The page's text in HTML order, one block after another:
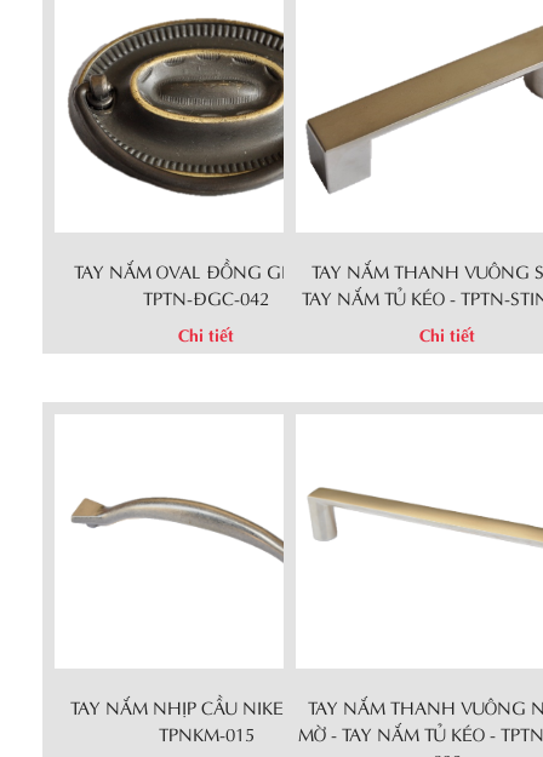
TAY NẮM OVAL ĐỒNG GIẢ CỔ -
TPTN-ĐGC-042
Chi tiết
TAY NẮM THANH VUÔNG
TAY NẮM TỦ KÉO - TPTN-
Chi tiết
TAY NẮM NHỊP CẦU NIKEN MỜ -
TPNKM-015
TAY NẮM THANH VUÔNG
MỜ - TAY NẮM TỦ KÉO -